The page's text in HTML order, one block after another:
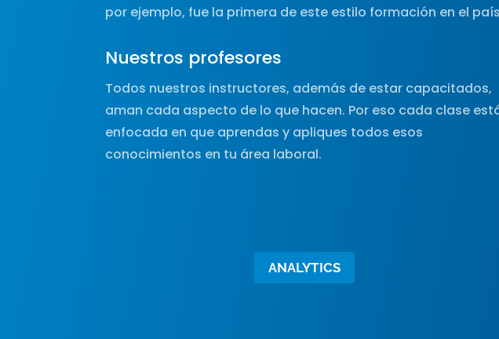
por ejemplo, fue la primera de este estilo formación en el
Nuestros profesores
Todos nuestros instructores, además de estar capacitados,
aman cada aspecto de lo que hacen. Por eso cada clase
enfocada en que aprendas y apliques todos esos
conocimientos en tu área laboral.
ANALYTICS